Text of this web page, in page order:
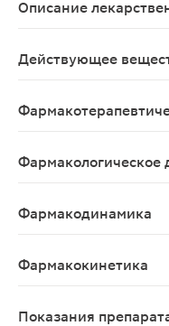
Описание
Действующее
Фармакологическое
Фармакодинамика
Фармакокинетика
Показания